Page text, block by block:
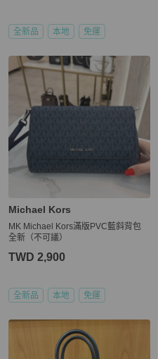
全新品 本地 免運
Michael Kors
MK Michael Kors滿版PVC藍斜背包
全新（不可議）
TWD 2,900
全新品 本地 免運